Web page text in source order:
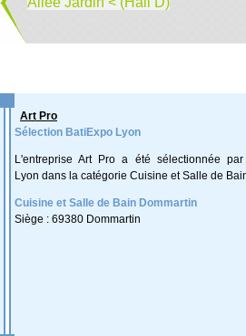
Art Pro
Sélection BatiExpo Lyon
L'entreprise Art Pro a été sélectionnée par
Lyon dans la catégorie Cuisine et Salle de
Cuisine et Salle de Bain Dommartin
Siège : 69380 Dommartin